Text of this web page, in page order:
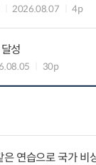
2026.08.07 4p
성
30p
연습으로 국가 비